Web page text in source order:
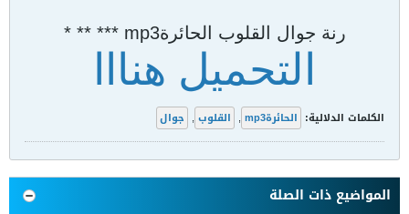
رنة جوال القلوب الحائرةmp3 *** ** *
التحميل هنااا
الكلمات الدلالية: الحائرةmp3 , القلوب , جوال
المواضيع ذات الصلة